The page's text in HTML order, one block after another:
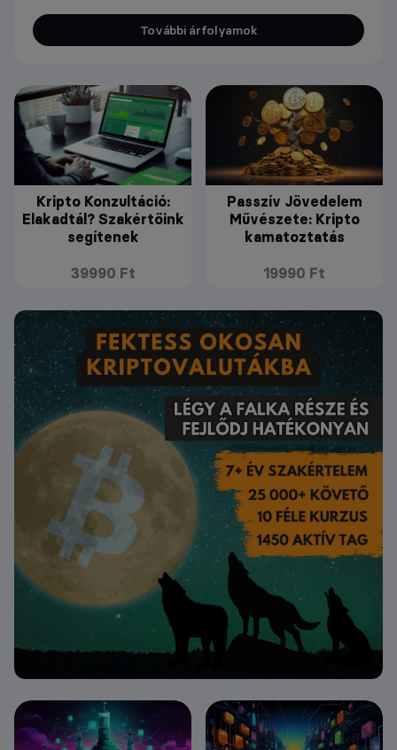
További árfolyamok
Kripto Konzultáció:
Elakadtál? Szakértőink
segítenek
39990 Ft
Passzív Jövedelem
Művészete: Kripto
kamatoztatás
19990 Ft